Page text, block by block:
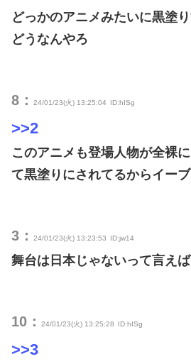
どっかのアニメみたいに黒塗
どうなんやろ
8： 24/01/23(火) 13:25:04 ID:hISg
>>2
このアニメも登場人物が全裸
て黒塗りにされてるからイー
3： 24/01/23(火) 13:23:53 ID:jw14
舞台は日本じゃないって言え
10： 24/01/23(火) 13:25:28 ID:hISg
>>3